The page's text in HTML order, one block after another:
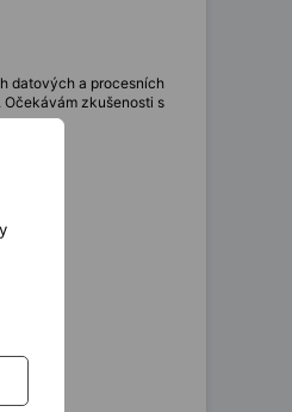
datových a procesních
zkušenosti s